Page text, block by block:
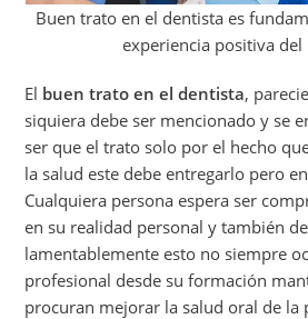
Buen trato en el dentista es
experiencia positiva del
El buen trato en el dentista,
siquiera debe ser mencionado y se
ser que el trato solo por el hecho
la salud este debe entregarlo pero
Cualquiera persona espera ser
en su realidad personal y también
lamentablemente esto no siempre
profesional desde su formación
procuran mejorar la salud oral de la